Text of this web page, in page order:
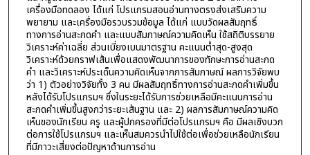
เครื่องมือทดลอง ได้แก่ โปรแกรมสอนอ่านทางตรงส่งเสริมความ
พยายาม และเครื่องมือรวบรวมข้อมูล ได้แก่ แบบวัดผลสัมฤทธิ์
ทางการอ่านสะกดคำ และแบบสัมภาษณ์ความคิดเห็น ใช้สถิติบรรยาย
วิเคราะห์ค่าเฉลี่ย ส่วนเบี่ยงเบนมาตรฐาน คะแนนต่ำสุด-สูงสุด
วิเคราะห์ด้วยกราฟเส้นเพื่อแสดงพัฒนาการของทักษะการอ่านสะกด
คำ และวิเคราะห์ประเด็นความคิดเห็นจากการสัมภาษณ์ ผลการวิจัยพบ
ว่า 1) ตัวอย่างวิจัยทั้ง 3 คน มีผลสัมฤทธิ์ทางการอ่านสะกดคำเพิ่มขึ้น
หลังได้รับโปรแกรมฯ ซึ่งในระยะได้รับการช่วยเหลือมีคะแนนการอ่าน
สะกดคำเพิ่มขึ้นสูงกว่าระยะเส้นฐาน และ 2) ผลการสัมภาษณ์ความคิด
เห็นของนักเรียน ครู และผู้ปกครองที่มีต่อโปรแกรมฯ คือ มีผลเชิงบวก
ต่อการใช้โปรแกรมฯ และเห็นสมควรนำไปใช้ต่อเพื่อช่วยเหลือนักเรียน
ที่มีภาวะเสี่ยงต่อปัญหาด้านการอ่าน